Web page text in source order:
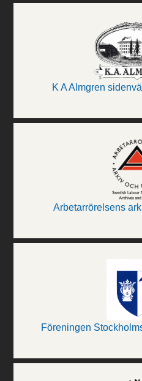
K A Almgren
Arbetarrörelsens
Föreningen